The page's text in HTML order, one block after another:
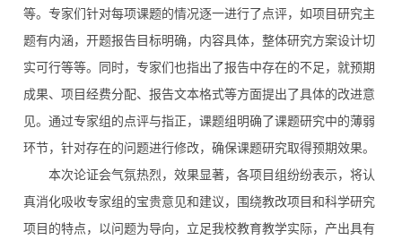
等。专家们针对每项课题的情况逐一进行了点评，如项目研究主
题有内涵，开题报告目标明确，内容具体，整体研究方案设计切
实可行等等。同时，专家们也指出了报告中存在的不足，就预期
成果、项目经费分配、报告文本格式等方面提出了具体的改进意
见。通过专家组的点评与指正，课题组明确了课题研究中的薄弱
环节，针对存在的问题进行修改，确保课题研究取得预期效果。
本次论证会气氛热烈，效果显著，各项目组纷纷表示，将认
真消化吸收专家组的宝贵意见和建议，围绕教改项目和科学研究
项目的特点，以问题为导向，立足我校教育教学实际，产出具有